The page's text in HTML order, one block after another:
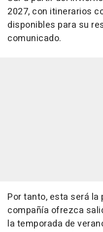
2027, con itinerarios
disponibles para su
comunicado.
Por tanto, esta será la
compañía ofrezca
la temporada de